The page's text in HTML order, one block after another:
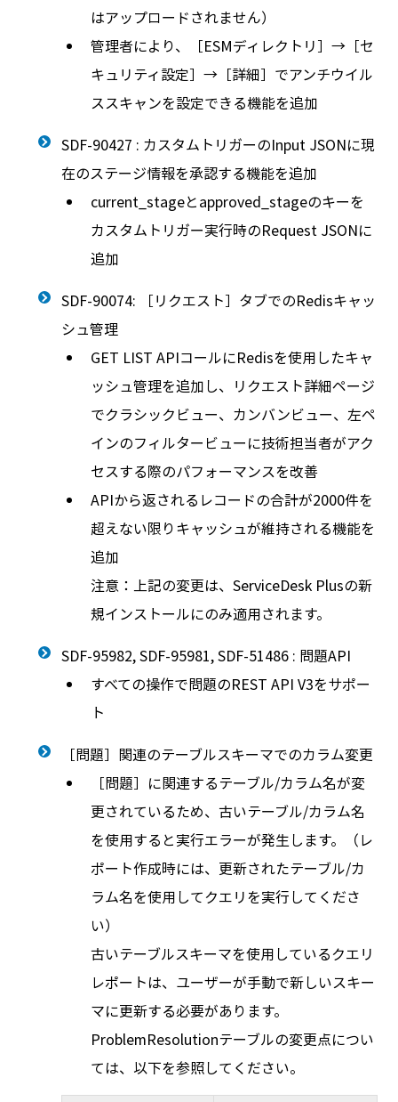
はアップロードされません）
管理者により、［ESMディレクトリ］→［セ
キュリティ設定］→［詳細］でアンチウイル
ススキャンを設定できる機能を追加
SDF-90427 : カスタムトリガーのInput JSONに現
在のステージ情報を承認する機能を追加
current_stageとapproved_stageのキーを
カスタムトリガー実行時のRequest JSONに
追加
SDF-90074: ［リクエスト］タブでのRedisキャッ
シュ管理
GET LIST APIコールにRedisを使用したキャ
ッシュ管理を追加し、リクエスト詳細ページ
でクラシックビュー、カンバンビュー、左ペ
インのフィルタービューに技術担当者がアク
セスする際のパフォーマンスを改善
APIから返されるレコードの合計が2000件を
超えない限りキャッシュが維持される機能を
追加
注意：上記の変更は、ServiceDesk Plusの新
規インストールにのみ適用されます。
SDF-95982, SDF-95981, SDF-51486 : 問題API
すべての操作で問題のREST API V3をサポー
ト
［問題］関連のテーブルスキーマでのカラム変更
［問題］に関連するテーブル/カラム名が変
更されているため、古いテーブル/カラム名
を使用すると実行エラーが発生します。（レ
ポート作成時には、更新されたテーブル/カ
ラム名を使用してクエリを実行してくださ
い）
古いテーブルスキーマを使用しているクエリ
レポートは、ユーザーが手動で新しいスキー
マに更新する必要があります。
ProblemResolutionテーブルの変更点につい
ては、以下を参照してください。